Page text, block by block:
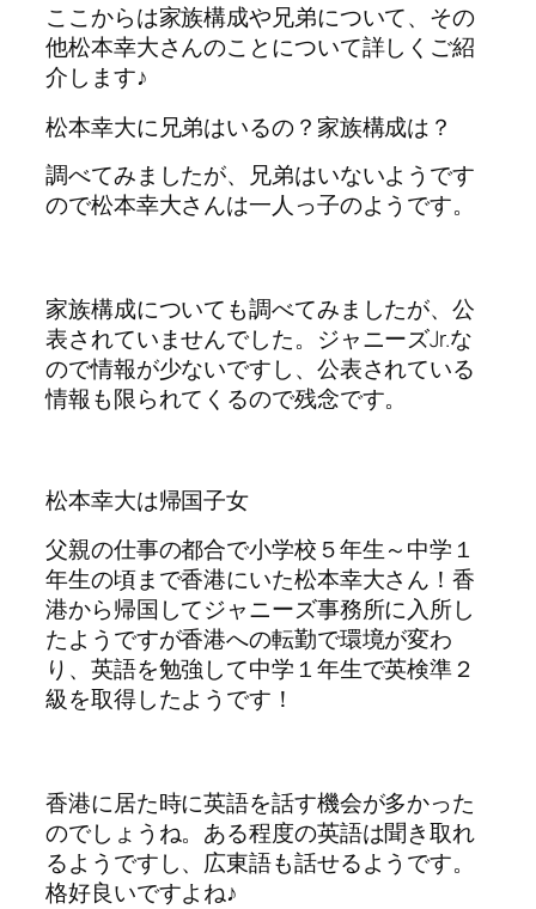
ここからは家族構成や兄弟について、その
他松本幸大さんのことについて詳しくご紹
介します♪
松本幸大に兄弟はいるの？家族構成は？
調べてみましたが、兄弟はいないようです
ので松本幸大さんは一人っ子のようです。
家族構成についても調べてみましたが、公
表されていませんでした。ジャニーズJr.な
ので情報が少ないですし、公表されている
情報も限られてくるので残念です。
松本幸大は帰国子女
父親の仕事の都合で小学校５年生～中学１
年生の頃まで香港にいた松本幸大さん！香
港から帰国してジャニーズ事務所に入所し
たようですが香港への転勤で環境が変わ
り、英語を勉強して中学１年生で英検準２
級を取得したようです！
香港に居た時に英語を話す機会が多かった
のでしょうね。ある程度の英語は聞き取れ
るようですし、広東語も話せるようです。
格好良いですよね♪